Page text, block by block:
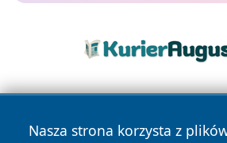
Nasza strona korzysta z